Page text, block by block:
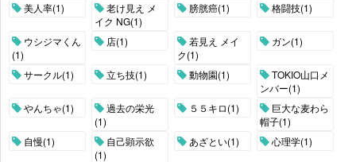
美人率(1)
老け見え メ
イク NG(1)
膀胱癌(1) 格闘技(1)
ウシジマくん
(1)
店(1)
若見え メイ
ク(1)
ガン(1)
サークル(1) 立ち技(1) 動物園(1)
TOKIO山口メ
ンバー(1)
やんちゃ(1)
過去の栄光
(1)
５５キロ(1)
巨大な麦わら
帽子(1)
自慢(1)
自己顕示欲
(1)
あざとい(1) 心理学(1)